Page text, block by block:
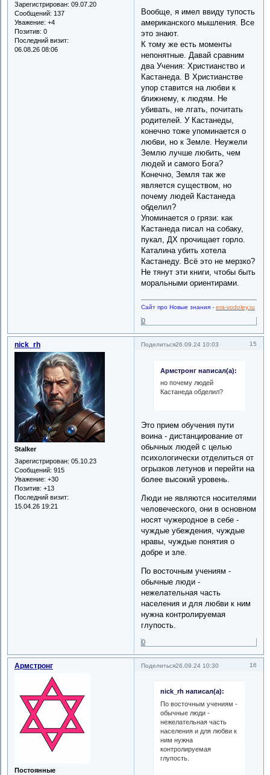
Зарегистрирован: 09.07.20
Сообщений: 137
Уважение: +4
Позитив: 0
Последний визит:
06.08.26 08:06
Вообще, я имел ввиду тупость
американского мышления. Все
это знают.
К тому же есть моменты
непонятные. Давай сравним
два Учения: Христианство и
Кастанеда. В Христианстве
упор ставится на любви к
ближнему, к людям. Не
убивать, не лгать, почитать
родителей. У Кастанеды,
конечно тоже упоминается о
любви, но к Земле. Неужели
Землю лучше любить, чем
людей и самого Бога?
Конечно, Земля так же
является существом, но
почему людей Кастанеда
обделил?
Упоминается о грязи: как
Кастанеда писал на собаку,
пукал, ДХ прочищает горло.
Каталина убить хотела
Кастанеду. Всё это не мерзко?
Не тянут эти книги, чтобы быть
моральными ориентирами.
Сайт про Новые знания -era-vodoley.ru
0
Поделиться 15
26.09.24 10:03
nick_rh
Stalker
Зарегистрирован: 05.10.23
Сообщений: 915
Уважение: +30
Позитив: +13
Последний визит:
15.04.26 19:21
Армстронг написал(а):
но почему людей
Кастанеда обделил?
Это прием обучения пути
воина - дистанцирование от
обычных людей с целью
психологически отделиться от
огрызков летунов и перейти на
более высокий уровень.
Люди не являются носителями
человеческого, они в основном
носят чужеродное в себе -
чуждые убеждения, чуждые
нравы, чуждые понятия о
добре и зле.
По восточным учениям -
обычные люди -
нежелательная часть
населения и для любви к ним
нужна контролируемая
глупость.
0
Поделиться 16
26.09.24 10:30
Армстронг
Постоянные
nick_rh написал(а):
По восточным учениям -
обычные люди -
нежелательная часть
населения и для любви к
ним нужна
контролируемая
глупость.